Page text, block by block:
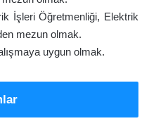
İşleri Öğretmenliği, Elektrik
mezun olmak.
uygun olmak.